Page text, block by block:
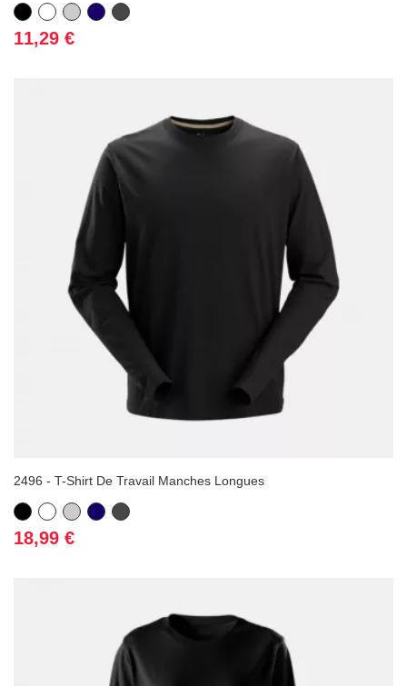
Noir BlancGris BleuGris
Prix
11,29 €
2496 - T-Shirt De Travail Manches Longues
Noir BlancGris BleuGris
Prix
18,99 €